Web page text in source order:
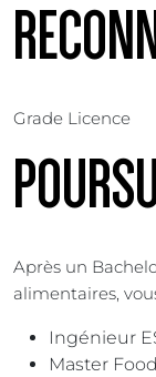
Grade Licence
Après un
alimentaires,
Ingénieur
Master